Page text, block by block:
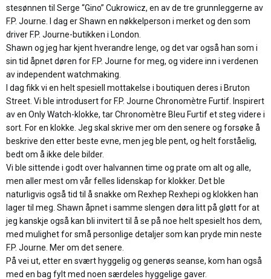
stesønnen til Serge “Gino” Cukrowicz, en av de tre grunnleggerne av
F.P. Journe. I dag er Shawn en nøkkelperson i merket og den som
driver F.P. Journe-butikken i London.
Shawn og jeg har kjent hverandre lenge, og det var også han som i
sin tid åpnet døren for F.P. Journe for meg, og videre inn i verdenen
av independent watchmaking.
I dag fikk vi en helt spesiell mottakelse i boutiquen deres i Bruton
Street. Vi ble introdusert for F.P. Journe Chronomètre Furtif. Inspirert
av en Only Watch-klokke, tar Chronomètre Bleu Furtif et steg videre i
sort. For en klokke. Jeg skal skrive mer om den senere og forsøke å
beskrive den etter beste evne, men jeg ble pent, og helt forståelig,
bedt om å ikke dele bilder.
Vi ble sittende i godt over halvannen time og prate om alt og alle,
men aller mest om vår felles lidenskap for klokker. Det ble
naturligvis også tid til å snakke om Rexhep Rexhepi og klokken han
lager til meg. Shawn åpnet i samme slengen døra litt på gløtt for at
jeg kanskje også kan bli invitert til å se på noe helt spesielt hos dem,
med mulighet for små personlige detaljer som kan pryde min neste
F.P. Journe. Mer om det senere.
På vei ut, etter en svært hyggelig og generøs seanse, kom han også
med en bag fylt med noen særdeles hyggelige gaver.